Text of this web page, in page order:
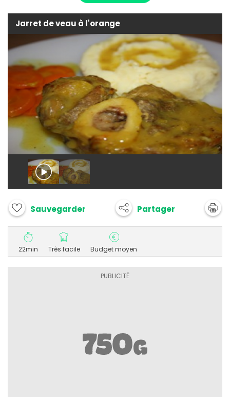
Jarret de veau à l'orange
Sauvegarder Partager
22min Très facile Budget moyen